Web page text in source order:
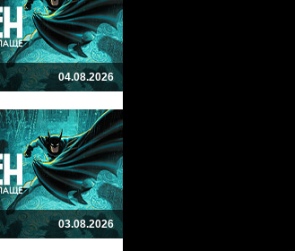
04.08.2026
03.08.2026